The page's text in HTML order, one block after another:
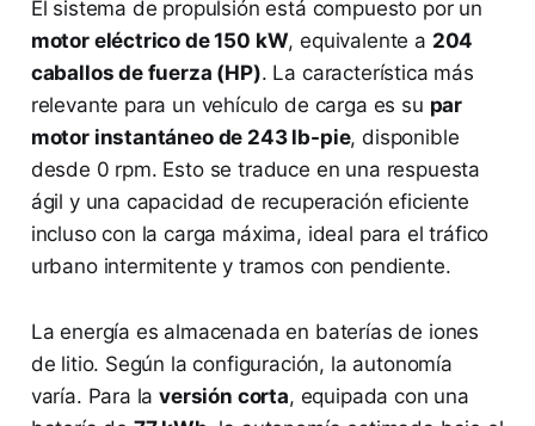
El sistema de propulsión está compuesto por un
motor eléctrico de 150 kW, equivalente a 204
caballos de fuerza (HP). La característica más
relevante para un vehículo de carga es su par
motor instantáneo de 243 lb-pie, disponible
desde 0 rpm. Esto se traduce en una respuesta
ágil y una capacidad de recuperación eficiente
incluso con la carga máxima, ideal para el tráfico
urbano intermitente y tramos con pendiente.
La energía es almacenada en baterías de iones
de litio. Según la configuración, la autonomía
varía. Para laversión corta, equipada con una